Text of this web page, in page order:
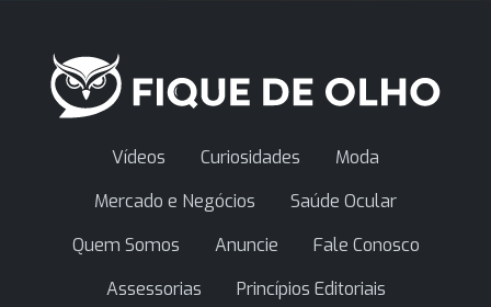
Vídeos Curiosidades
Moda
Mercado e Negócios
Saúde Ocular
Quem Somos
Anuncie
Fale Conosco
Assessorias
Princípios Editoriais